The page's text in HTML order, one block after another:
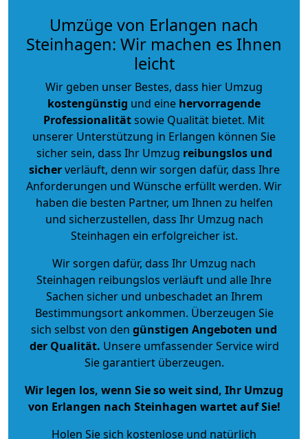
Umzüge von Erlangen nach
Steinhagen: Wir machen es Ihnen
leicht
Wir geben unser Bestes, dass hier Umzug
kostengünstig und eine hervorragende
Professionalitätsowie Qualität bietet. Mit
unserer Unterstützung in Erlangen können Sie
sicher sein, dass Ihr Umzug reibungslos und
sicherverläuft, denn wir sorgen dafür, dass Ihre
Anforderungen und Wünsche erfüllt werden. Wir
haben die besten Partner, um Ihnen zu helfen
und sicherzustellen, dass Ihr Umzug nach
Steinhagen ein erfolgreicher ist.
Wir sorgen dafür, dass Ihr Umzug nach
Steinhagen reibungslos verläuft und alle Ihre
Sachen sicher und unbeschadet an Ihrem
Bestimmungsort ankommen. Überzeugen Sie
sich selbst von den günstigen Angeboten und
der Qualität. Unsere umfassender Service wird
Sie garantiert überzeugen.
Wir legen los, wenn Sie so weit sind, Ihr Umzug
von Erlangen nach Steinhagen wartet auf Sie!
Holen Sie sich kostenlose und natürlich